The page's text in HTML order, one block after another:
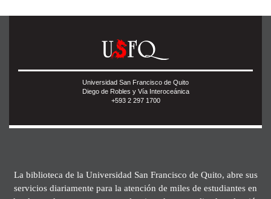
Universidad San Francisco de Quito
Diego de Robles y Vía Interoceánica
+593 2 297 1700
La biblioteca de la Universidad San Francisco de Quito, abre sus
servicios diariamente para la atención de miles de estudiantes en